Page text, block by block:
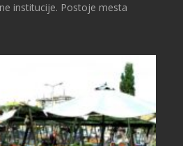
institucije. Postoje mesta